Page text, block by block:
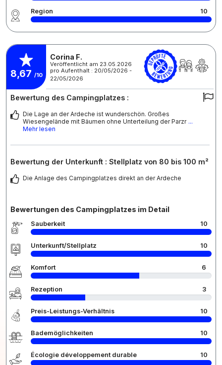
Region 10
8,67 /10
Corina F.
Veröffentlicht am 23.05.2026
pro Aufenthalt : 20/05/2026 -
22/05/2026
Bewertung des Campingplatzes :
Die Lage an der Ardeche ist wunderschön. Großes
Wiesengelände mit Bäumen ohne Unterteilung der Parzr ...
Mehr lesen
Bewertung der Unterkunft : Stellplatz von 80 bis 100 m²
Die Anlage des Campingplatzes direkt an der Ardeche
Bewertungen des Campingplatzes im Detail
Sauberkeit 10
Unterkunft/Stellplatz 10
Komfort 6
Rezeption 3
Preis-Leistungs-Verhältnis 10
Bademöglichkeiten 10
Écologie développement durable 10